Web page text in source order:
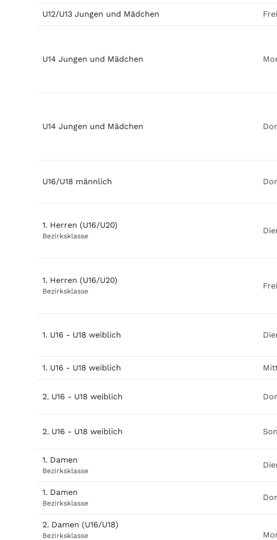
U12/U13 Jungen und Mädchen
U14 Jungen und Mädchen
U14 Jungen und Mädchen
U16/U18 männlich
1. Herren (U16/U20)
Bezirksklasse
1. Herren (U16/U20)
Bezirksklasse
1. U16 - U18 weiblich
1. U16 - U18 weiblich
2. U16 - U18 weiblich
2. U16 - U18 weiblich
1. Damen
Bezirksklasse
1. Damen
Bezirksklasse
2. Damen (U16/U18)
Bezirksklasse